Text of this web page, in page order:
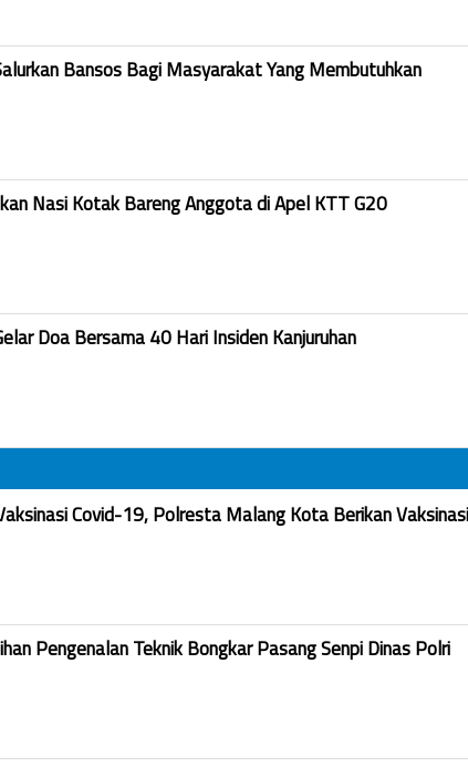
Bansos Bagi Masyarakat Yang Membutuhkan
Nasi Kotak Bareng Anggota di Apel KTT G20
Doa Bersama 40 Hari Insiden Kanjuruhan
Covid-19, Polresta Malang Kota Berikan
Pengenalan Teknik Bongkar Pasang Senpi Dinas Polri